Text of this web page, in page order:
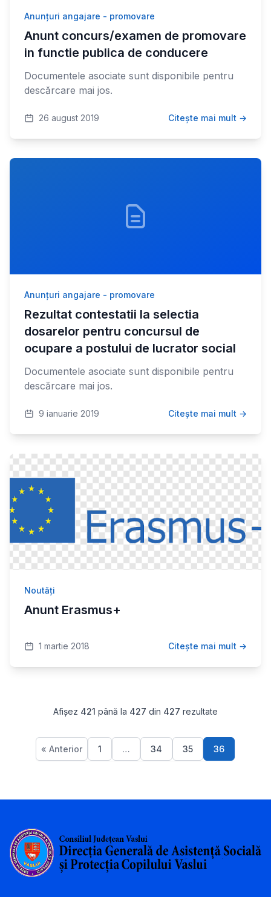
Anunțuri angajare - promovare
Anunt concurs/examen de promovare
in functie publica de conducere
Documentele asociate sunt disponibile pentru
descărcare mai jos.
26 august 2019 Citește mai mult →
Anunțuri angajare - promovare
Rezultat contestatii la selectia
dosarelor pentru concursul de
ocupare a postului de lucrator social
Documentele asociate sunt disponibile pentru
descărcare mai jos.
9 ianuarie 2019 Citește mai mult →
Noutăți
Anunt Erasmus+
1 martie 2018 Citește mai mult →
Afișez 421 până la 427 din 427 rezultate
Paginație articole
« Anterior
Pagina
1 …
Pagina
34
Pagina
35
Pagina
36